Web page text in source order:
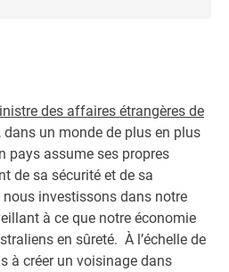
des affaires étrangères de
dans un monde de plus en plus
pays assume ses propres
de sa sécurité et de sa
investissons dans notre
à ce que notre économie
en sûreté. À l’échelle de
à créer un voisinage dans